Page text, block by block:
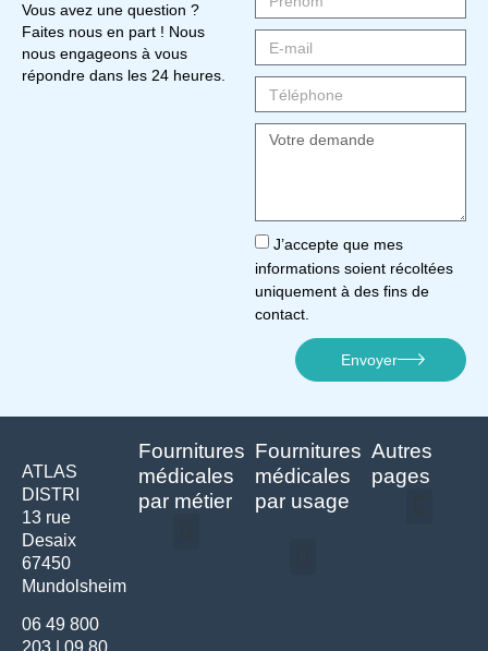
Vous avez une question ?
Faites nous en part ! Nous
nous engageons à vous
répondre dans les 24 heures.
J’accepte que mes
informations soient récoltées
uniquement à des fins de
contact.
Envoyer
ATLAS
DISTRI
13 rue
Desaix
67450
Mundolsheim
06 49 800
203
09 80
Fournitures
médicales
par métier
Fournitures
médicales
par usage
Autres
pages